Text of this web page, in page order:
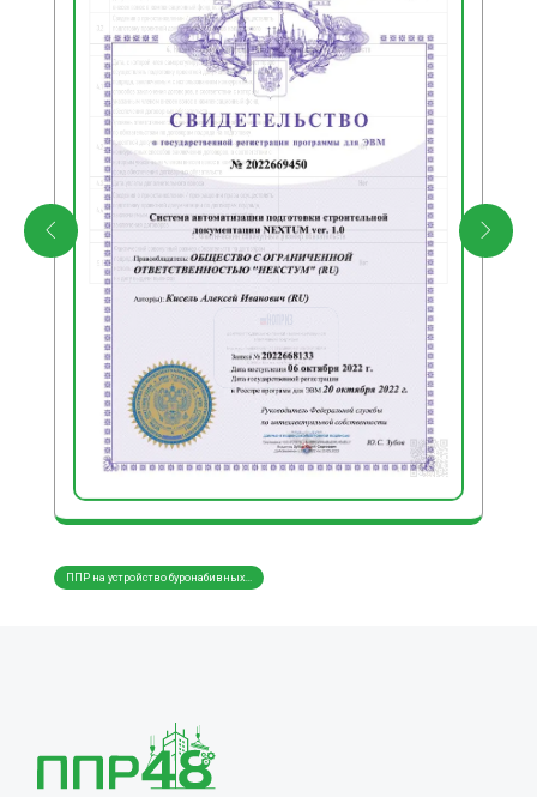
ППР на устройство буронабивных...
Создание схем складирования ма...